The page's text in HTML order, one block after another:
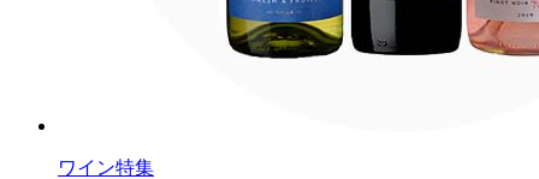
ワイン特集